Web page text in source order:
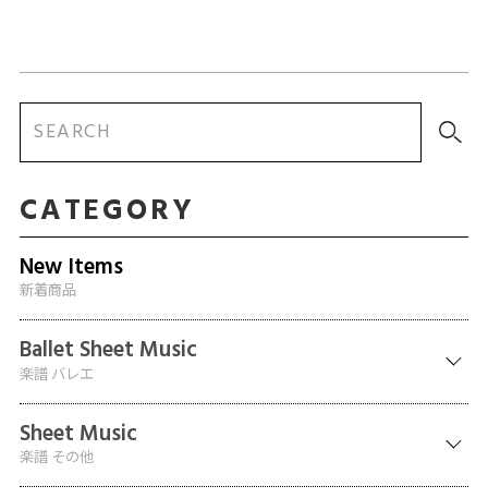
CATEGORY
New Items
新着商品
Ballet Sheet Music
楽譜 バレエ
Sheet Music
楽譜 その他